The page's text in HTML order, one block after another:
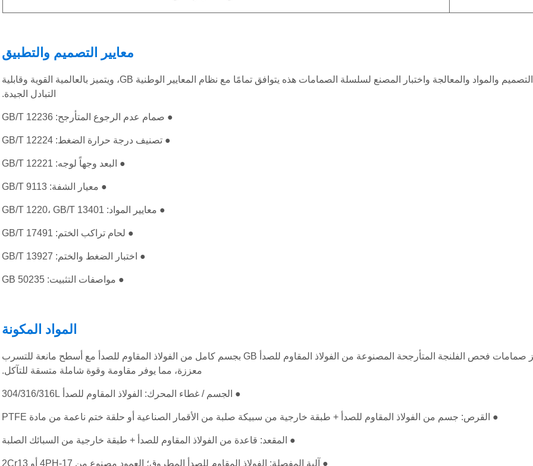
معايير التصميم والتطبيق
إن التصميم والمواد والمعالجة واختبار المصنع لسلسلة الصمامات هذه يتوافق تمامًا مع نظام المعايير الوطنية GB، ويتميز بالعالمية القوية وقابلية
التبادل الجيدة.
● صمام عدم الرجوع المتأرجح: GB/T 12236
● تصنيف درجة حرارة الضغط: GB/T 12224
● البعد وجهاً لوجه: GB/T 12221
● معيار الشفة: GB/T 9113
● معايير المواد: GB/T 1220، GB/T 13401
● لحام تراكب الختم: GB/T 17491
● اختبار الضغط والختم: GB/T 13927
● مواصفات التثبيت: GB 50235
المواد المكونة
تتميز صمامات فحص الفلنجة المتأرجحة المصنوعة من الفولاذ المقاوم للصدأ GB بجسم كامل من الفولاذ المقاوم للصدأ مع أسطح مانعة للتسرب
معززة، مما يوفر مقاومة وقوة شاملة متسقة للتآكل.
● الجسم / غطاء المحرك: الفولاذ المقاوم للصدأ 304/316/316L
● القرص: جسم من الفولاذ المقاوم للصدأ + طبقة خارجية من سبيكة صلبة من الأقمار الصناعية أو حلقة ختم ناعمة من مادة PTFE
● المقعد: قاعدة من الفولاذ المقاوم للصدأ + طبقة خارجية من السبائك الصلبة
● آلية المفصلة: الفولاذ المقاوم للصدأ المطروق؛ العمود مصنوع من 17-4PH أو 2Cr13